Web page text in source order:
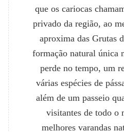
que os cariocas
privado da região, ao
aproxima das Grutas
formação natural única
perde no tempo, um
várias espécies de
além de um passeio
visitantes de todo o
melhores varandas